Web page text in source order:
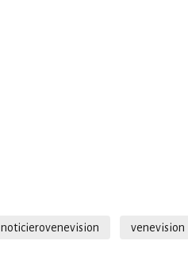
noticierovenevision venevision